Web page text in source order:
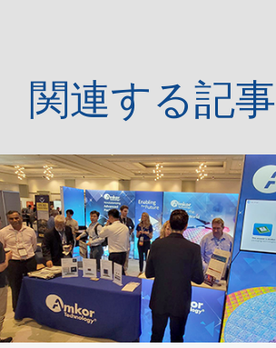
関連する記事